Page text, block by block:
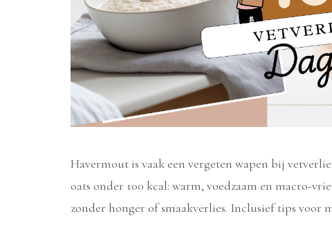
Havermout is vaak een vergeten wapen bij
oats onder 100 kcal: warm, voedzaam en macro-
zonder honger of smaakverlies. Inclusief tips voor